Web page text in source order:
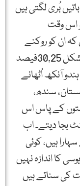
بُری لگتی ہیں
اس وقت
ان کو روکنے
والا کوئی نہیں تھا۔ ہم بھوپال میں بمشکل 30,25فیصد
آنکھ اُٹھانے
سندھ،
کے پاس اس
بجا دیتے۔ اب
ہیں، کوئی
کا اندازہ نہیں
کی سناتے ہیں